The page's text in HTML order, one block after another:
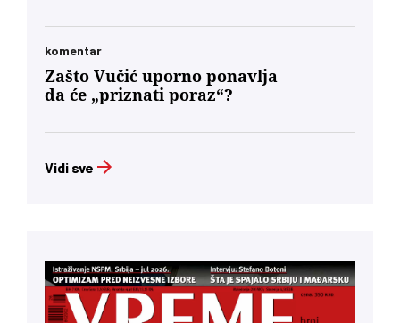
komentar
Zašto Vučić uporno ponavlja
da će „priznati poraz“?
Vidi sve